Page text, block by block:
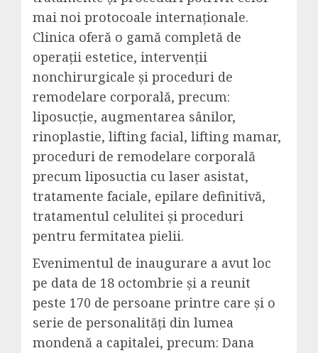
mai noi protocoale internaționale.
Clinica oferă o gamă completă de
operații estetice, intervenții
nonchirurgicale și proceduri de
remodelare corporală, precum:
liposucție, augmentarea sânilor,
rinoplastie, lifting facial, lifting mamar,
proceduri de remodelare corporală
precum liposuctia cu laser asistat,
tratamente faciale, epilare definitivă,
tratamentul celulitei și proceduri
pentru fermitatea pielii.
Evenimentul de inaugurare a avut loc
pe data de 18 octombrie și a reunit
peste 170 de persoane printre care și o
serie de personalități din lumea
mondenă a capitalei, precum: Dana